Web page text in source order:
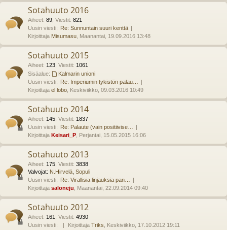
Sotahuuto 2016
Aiheet: 89 Viestit: 821
Uusin viesti: Re: Sunnuntain suuri kenttä
Kirjoittaja Misumasu , Maanantai, 19.09.2016 13:48
Sotahuuto 2015
Aiheet: 123 Viestit: 1061
Sisäalue:
Kalmarin unioni
Uusin viesti: Re: Imperiumin tykistön palau…
Kirjoittaja el lobo , Keskiviikko, 09.03.2016 10:49
Sotahuuto 2014
Aiheet: 145 Viestit: 1837
Uusin viesti: Re: Palaute (vain positiivise…
Kirjoittaja Keisari_P , Perjantai, 15.05.2015 16:06
Sotahuuto 2013
Aiheet: 175 Viestit: 3838
Valvojat: N.Hirvelä Sopuli
Uusin viesti: Re: Virallisia linjauksia pan…
Kirjoittaja saloneju , Maanantai, 22.09.2014 09:40
Sotahuuto 2012
Aiheet: 161 Viestit: 4930
Uusin viesti:
Kirjoittaja Triks , Keskiviikko, 17.10.2012 19:11